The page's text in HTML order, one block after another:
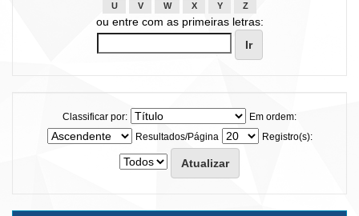
U
V W X Y Z
ou entre com as primeiras letras:
Classificar por:
Em ordem:
Resultados/Página
Registro(s):